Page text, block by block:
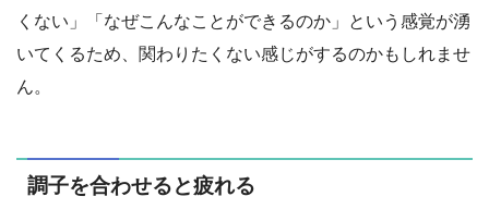
くない」「なぜこんなことができるのか」という感覚が湧
いてくるため、関わりたくない感じがするのかもしれませ
ん。
調子を合わせると疲れる